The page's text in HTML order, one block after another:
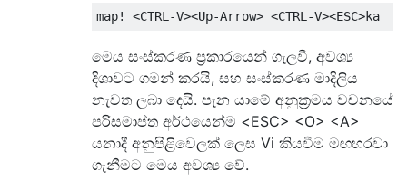
මෙය සංස්කරණ ප්‍රකාරයෙන් ගැලවී, අවශ්‍ය
දිශාවට ගමන් කරයි, සහ සංස්කරණ මාදිලිය
නැවත ලබා දෙයි. පැන යාමේ අනුක්‍රමය වචනයේ
පරිසමාප්ත අර්ථයෙන්ම <ESC> <O> <A>
යනාදී අනුපිළිවෙලක් ලෙස Vi කියවීම මඟහරවා
ගැනීමට මෙය අවශ්‍ය වේ.